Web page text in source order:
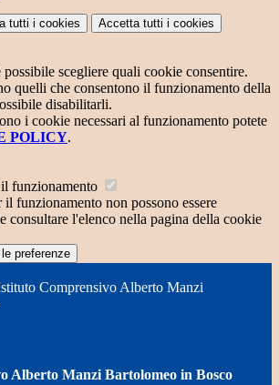
tutti i cookies Accetta tutti i cookies
possibile scegliere quali cookie consentire.
quelli che consentono il funzionamento della
disabilitarli.
i cookie necessari al funzionamento potete
POLICY.
funzionamento
il funzionamento non possono essere
consultare l'elenco nella pagina della cookie
preferenze
Comprensivo Alberto Manzi
Alberto Manzi Bartolomeo in Bosco